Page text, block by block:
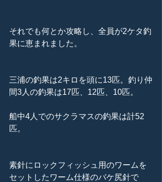
それでも何とか攻略し、全員が2ケタ釣
果に恵まれました。
三浦の釣果は2キロを頭に13匹。釣り仲
間3人の釣果は17匹、12匹、10匹。
船中4人でのサクラマスの釣果は計52
匹。
素針にロックフィッシュ用のワームを
セットしたワーム仕様のバケ尻針で